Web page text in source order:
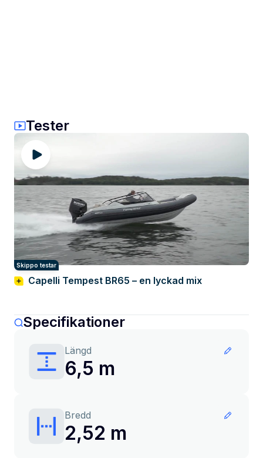
Tester
Skippo testar
Capelli Tempest BR65 – en lyckad mix
Specifikationer
Längd
6,5 m
Bredd
2,52 m